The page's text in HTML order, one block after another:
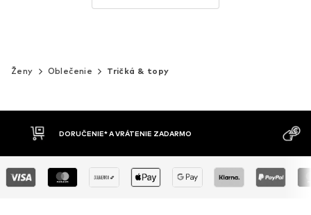
Ženy Oblečenie Tričká & topy
DOBIERKA
MOŽNOSŤ